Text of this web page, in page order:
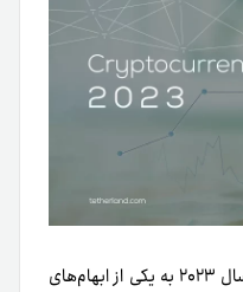
ارزهای دیجیتال و سرنوشت آن در سال ۲۰۲۳ به یکی از ابهام‌های